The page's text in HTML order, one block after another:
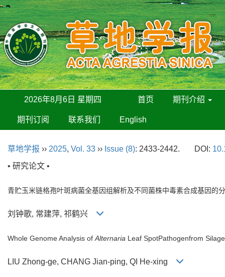
2026年8月6日 星期四 首页 期刊介绍
期刊订阅 联系我们 English
草地学报 ›› 2025, Vol. 33 ›› Issue (8): 2433-2442. DOI:
• 研究论文 •
青贮玉米链格孢叶斑病菌全基因组解析及不同菌株中毒素合成基因的
刘钟歌, 常建萍, 祁鹤兴
Whole Genome Analysis of Alternaria Leaf SpotPathogenfrom
LIU Zhong-ge, CHANG Jian-ping, QI He-xing